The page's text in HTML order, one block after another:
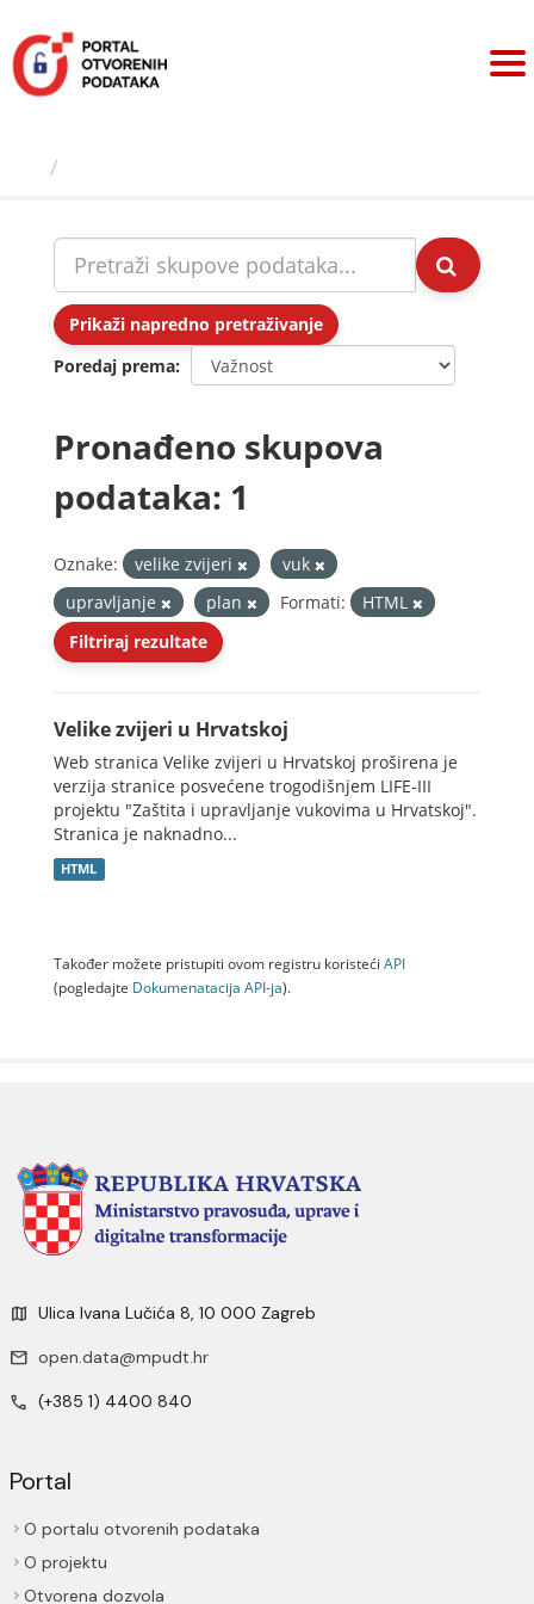
sadržaj
Prikaži napredno pretraživanje
Poredaj prema
Pronađeno skupova
podataka: 1
Oznake: velike zvijeri
vuk
upravljanje
plan Formati:
HTML
Filtriraj rezultate
Velike zvijeri u Hrvatskoj
Web stranica Velike zvijeri u Hrvatskoj proširena je
verzija stranice posvećene trogodišnjem LIFE-III
projektu "Zaštita i upravljanje vukovima u Hrvatskoj".
Stranica je naknadno...
HTML
Također možete pristupiti ovom registru koristeći API
(pogledajte Dokumenаtаcijа API-jа).